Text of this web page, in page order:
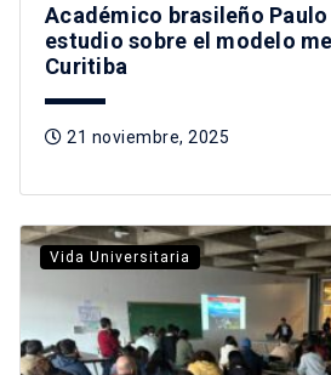
Académico brasileño
estudio sobre el modelo
Curitiba
21 noviembre, 2025
Vida Universitaria